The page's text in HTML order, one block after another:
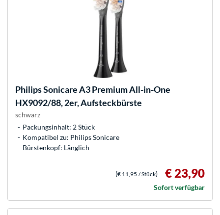
PhilipsSonicare A3 Premium All-in-One
HX9092/88, 2er, Aufsteckbürste
schwarz
Packungsinhalt: 2 Stück
Kompatibel zu: Philips Sonicare
Bürstenkopf: Länglich
(€ 11,95 / Stück) € 23,90
Sofort verfügbar